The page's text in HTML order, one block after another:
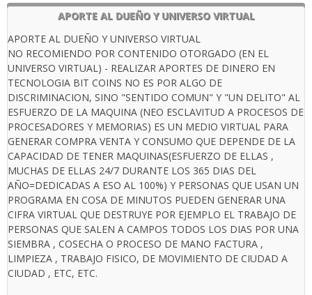
APORTE AL DUEÑO Y UNIVERSO VIRTUAL
APORTE AL DUEÑO Y UNIVERSO VIRTUAL
NO RECOMIENDO POR CONTENIDO OTORGADO (EN EL
UNIVERSO VIRTUAL) - REALIZAR APORTES DE DINERO EN
TECNOLOGIA BIT COINS NO ES POR ALGO DE
DISCRIMINACION, SINO "SENTIDO COMUN" Y "UN DELITO" AL
ESFUERZO DE LA MAQUINA (NEO ESCLAVITUD A PROCESOS DE
PROCESADORES Y MEMORIAS) ES UN MEDIO VIRTUAL PARA
GENERAR COMPRA VENTA Y CONSUMO QUE DEPENDE DE LA
CAPACIDAD DE TENER MAQUINAS(ESFUERZO DE ELLAS ,
MUCHAS DE ELLAS 24/7 DURANTE LOS 365 DIAS DEL
AÑO=DEDICADAS A ESO AL 100%) Y PERSONAS QUE USAN UN
PROGRAMA EN COSA DE MINUTOS PUEDEN GENERAR UNA
CIFRA VIRTUAL QUE DESTRUYE POR EJEMPLO EL TRABAJO DE
PERSONAS QUE SALEN A CAMPOS TODOS LOS DIAS POR UNA
SIEMBRA , COSECHA O PROCESO DE MANO FACTURA ,
LIMPIEZA , TRABAJO FISICO, DE MOVIMIENTO DE CIUDAD A
CIUDAD , ETC, ETC.